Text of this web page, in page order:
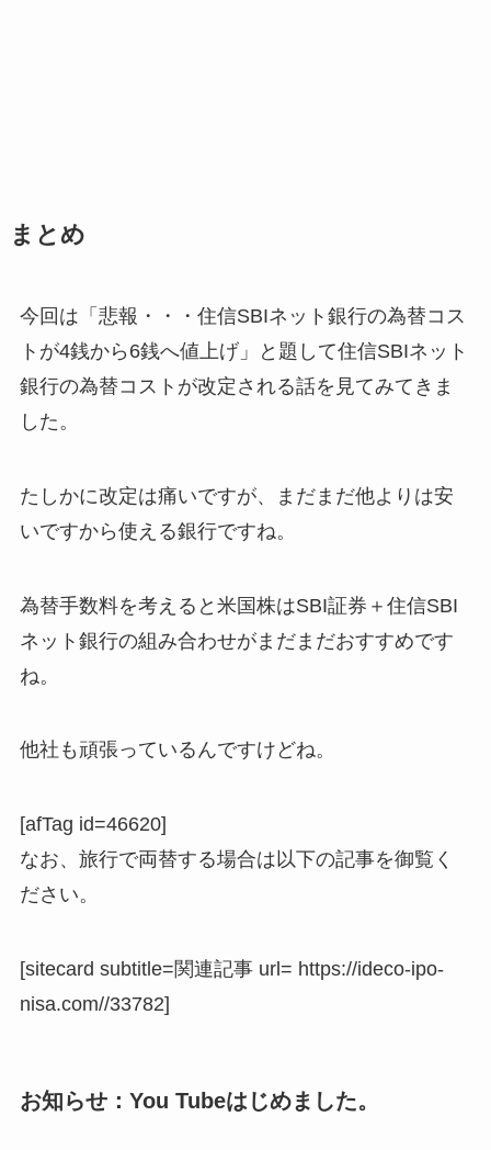
まとめ
今回は「悲報・・・住信SBIネット銀行の為替コス
トが4銭から6銭へ値上げ」と題して住信SBIネット
銀行の為替コストが改定される話を見てみてきま
した。
たしかに改定は痛いですが、まだまだ他よりは安
いですから使える銀行ですね。
為替手数料を考えると米国株はSBI証券＋住信SBI
ネット銀行の組み合わせがまだまだおすすめです
ね。
他社も頑張っているんですけどね。
[afTag id=46620]
なお、旅行で両替する場合は以下の記事を御覧く
ださい。
[sitecard subtitle=関連記事 url= https://ideco-ipo-
nisa.com//33782]
お知らせ：You Tubeはじめました。